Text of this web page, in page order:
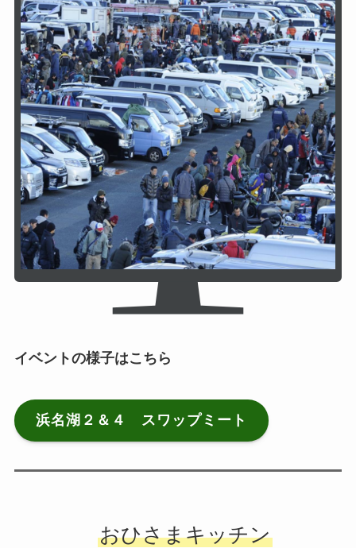
イベントの様子はこちら
浜名湖２＆４ スワップミート
おひさまキッチン